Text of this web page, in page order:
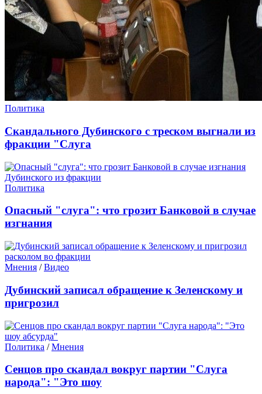
Политика
Скандального Дубинского с треском выгнали из
фракции "Слуга
Политика
Опасный "слуга": что грозит Банковой в случае
изгнания
Мнения /Видео
Дубинский записал обращение к Зеленскому и
пригрозил
Политика /Мнения
Сенцов про скандал вокруг партии "Слуга
народа": "Это шоу